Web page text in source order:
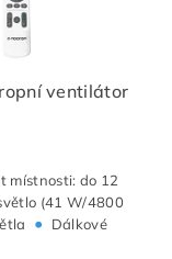
ventilátor
místnosti: do 12
(41 W/4800
•
Dálkové